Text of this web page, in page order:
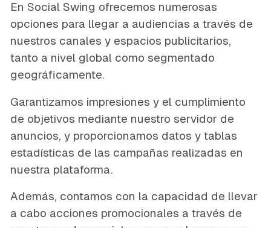
En Social Swing ofrecemos numerosas
opciones para llegar a audiencias a través de
nuestros canales y espacios publicitarios,
tanto a nivel global como segmentado
geográficamente.
Garantizamos impresiones y el cumplimiento
de objetivos mediante nuestro servidor de
anuncios, y proporcionamos datos y tablas
estadísticas de las campañas realizadas en
nuestra plataforma.
Además, contamos con la capacidad de llevar
a cabo acciones promocionales a través de